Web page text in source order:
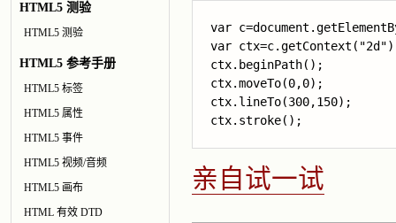
HTML5 测验
HTML5 测验
HTML5 参考手册
HTML5 标签
HTML5 属性
HTML5 事件
HTML5 视频/音频
HTML5 画布
HTML 有效 DTD
var
var
ctx.moveTo(0,0);
ctx.lineTo(300,150);
亲自试一试